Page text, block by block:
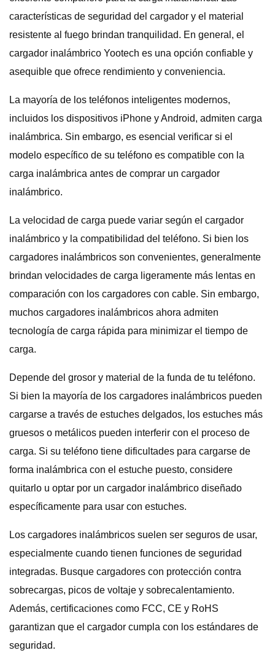
características de seguridad del cargador y el material
resistente al fuego brindan tranquilidad. En general, el
cargador inalámbrico Yootech es una opción confiable y
asequible que ofrece rendimiento y conveniencia.
La mayoría de los teléfonos inteligentes modernos,
incluidos los dispositivos iPhone y Android, admiten carga
inalámbrica. Sin embargo, es esencial verificar si el
modelo específico de su teléfono es compatible con la
carga inalámbrica antes de comprar un cargador
inalámbrico.
La velocidad de carga puede variar según el cargador
inalámbrico y la compatibilidad del teléfono. Si bien los
cargadores inalámbricos son convenientes, generalmente
brindan velocidades de carga ligeramente más lentas en
comparación con los cargadores con cable. Sin embargo,
muchos cargadores inalámbricos ahora admiten
tecnología de carga rápida para minimizar el tiempo de
carga.
Depende del grosor y material de la funda de tu teléfono.
Si bien la mayoría de los cargadores inalámbricos pueden
cargarse a través de estuches delgados, los estuches más
gruesos o metálicos pueden interferir con el proceso de
carga. Si su teléfono tiene dificultades para cargarse de
forma inalámbrica con el estuche puesto, considere
quitarlo u optar por un cargador inalámbrico diseñado
específicamente para usar con estuches.
Los cargadores inalámbricos suelen ser seguros de usar,
especialmente cuando tienen funciones de seguridad
integradas. Busque cargadores con protección contra
sobrecargas, picos de voltaje y sobrecalentamiento.
Además, certificaciones como FCC, CE y RoHS
garantizan que el cargador cumpla con los estándares de
seguridad.